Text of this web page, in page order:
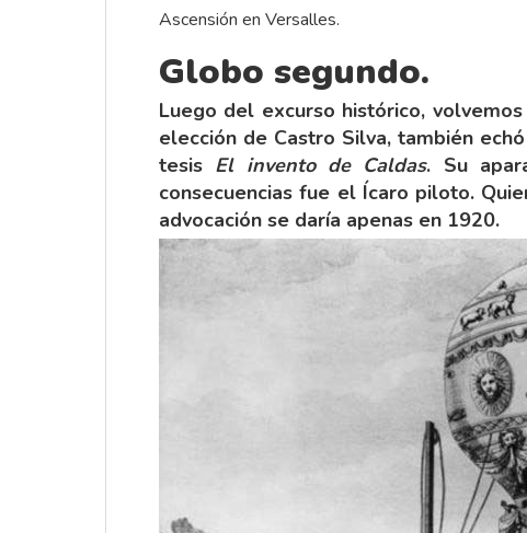
Ascensión en Versalles.
Globo segundo.
Luego del excurso histórico,
elección de Castro Silva, también
tesis El invento de Caldas. Su
consecuencias fue el Ícaro piloto.
advocación se daría apenas en 1920.